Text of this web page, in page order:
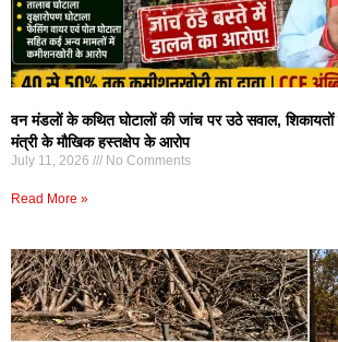
वन मंडलों के कथित घोटालों की जांच पर उठे सवाल, शिकायतों
मंत्री के मौखिक हस्तक्षेप के आरोप
July 11, 2026 No Comments
Read More »